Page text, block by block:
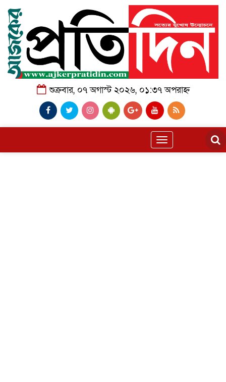
শুক্রবার, ০৭ অগাস্ট ২০২৬, ০১:৩৭ অপরাহ্ন
Toggle
navigation